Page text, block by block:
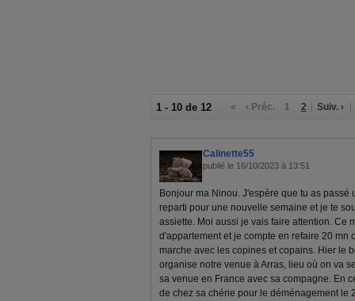
1 - 10 de 12 « ‹ Préc. 1 2 Suiv. ›
Calinette55
publié le 16/10/2023 à 13:51
Bonjour ma Ninou. J'espère que tu as passé
reparti pour une nouvelle semaine et je te
assiette. Moi aussi je vais faire attention. Ce
d'appartement et je compte en refaire 20 mn
marche avec les copines et copains. Hier le
organise notre venue à Arras, lieu où on va
sa venue en France avec sa compagne. En
de chez sa chérie pour le déménagement le